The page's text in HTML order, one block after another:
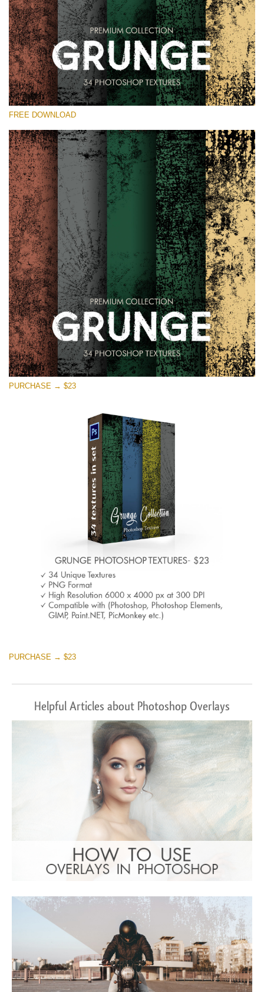
Kérlek, válassz
Free Photoshop Overlay
Small 800*533px
Grunge Effect
(30 Overlays)
Entire Collection
(1783 Overlays)
Large 6000*4000px
Ingyenes letöltés
FREE DOWNLOAD
PURCHASE → $23
PURCHASE → $23
Helpful Articles about Photoshop Overlays